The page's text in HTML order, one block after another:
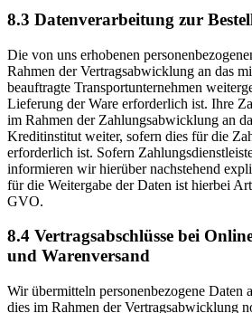
8.3 Datenverarbeitung zur
Die von uns erhobenen
Rahmen der Vertragsabwicklung an das
beauftragte Transportunternehmen
Lieferung der Ware erforderlich ist. Ihre
im Rahmen der Zahlungsabwicklung an
Kreditinstitut weiter, sofern dies für die
erforderlich ist. Sofern
informieren wir hierüber nachstehend
für die Weitergabe der Daten ist hierbei
GVO.
8.4 Vertragsabschlüsse bei
und Warenversand
Wir übermitteln personenbezogene Daten
dies im Rahmen der Vertragsabwicklung